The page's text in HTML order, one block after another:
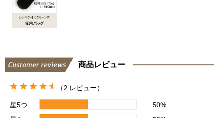
商品レビュー
（2 レビュー）
星5つ
50%